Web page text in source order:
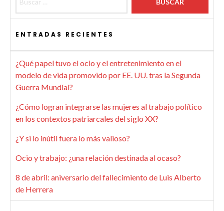
ENTRADAS RECIENTES
¿Qué papel tuvo el ocio y el entretenimiento en el
modelo de vida promovido por EE. UU. tras la Segunda
Guerra Mundial?
¿Cómo logran integrarse las mujeres al trabajo político
en los contextos patriarcales del siglo XX?
¿Y si lo inútil fuera lo más valioso?
Ocio y trabajo: ¿una relación destinada al ocaso?
8 de abril: aniversario del fallecimiento de Luis Alberto
de Herrera